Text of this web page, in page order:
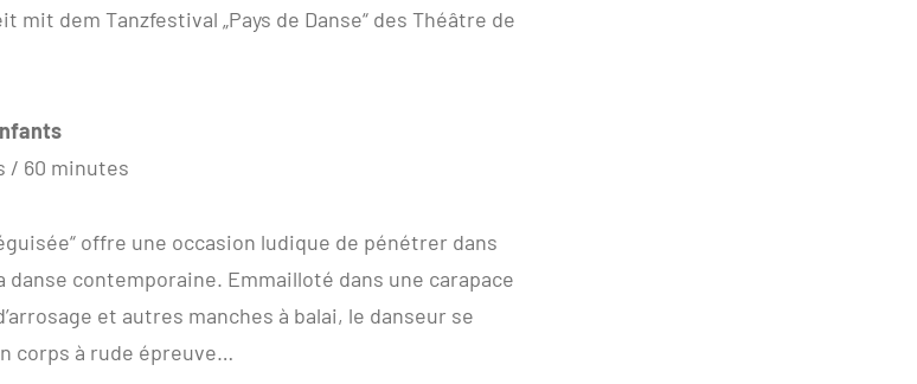
mit dem Tanzfestival „Pays de Danse“ des Théâtre de
/ 60 minutes
offre une occasion ludique de pénétrer dans
danse contemporaine. Emmailloté dans une carapace
et autres manches à balai, le danseur se
corps à rude épreuve…